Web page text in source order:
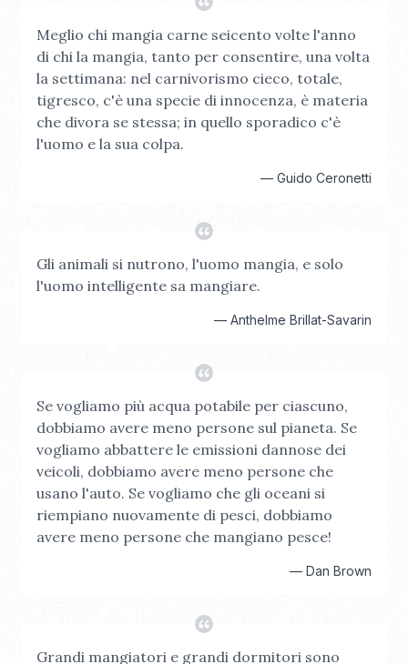
Meglio chi mangia carne seicento volte l'anno
di chi la mangia, tanto per consentire, una volta
la settimana: nel carnivorismo cieco, totale,
tigresco, c'è una specie di innocenza, è materia
che divora se stessa; in quello sporadico c'è
l'uomo e la sua colpa.
— Guido Ceronetti
Gli animali si nutrono, l'uomo mangia, e solo
l'uomo intelligente sa mangiare.
— Anthelme Brillat-Savarin
Se vogliamo più acqua potabile per ciascuno,
dobbiamo avere meno persone sul pianeta. Se
vogliamo abbattere le emissioni dannose dei
veicoli, dobbiamo avere meno persone che
usano l'auto. Se vogliamo che gli oceani si
riempiano nuovamente di pesci, dobbiamo
avere meno persone che mangiano pesce!
— Dan Brown
Grandi mangiatori e grandi dormitori sono